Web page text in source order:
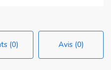
(0) Avis (0)